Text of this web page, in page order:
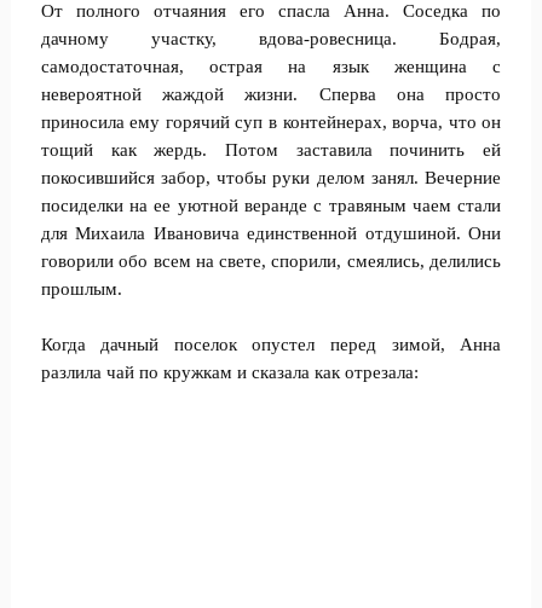
От полного отчаяния его спасла Анна. Соседка по
дачному участку, вдова-ровесница. Бодрая,
самодостаточная, острая на язык женщина с
невероятной жаждой жизни. Сперва она просто
приносила ему горячий суп в контейнерах, ворча, что он
тощий как жердь. Потом заставила починить ей
покосившийся забор, чтобы руки делом занял. Вечерние
посиделки на ее уютной веранде с травяным чаем стали
для Михаила Ивановича единственной отдушиной. Они
говорили обо всем на свете, спорили, смеялись, делились
прошлым.
Когда дачный поселок опустел перед зимой, Анна
разлила чай по кружкам и сказала как отрезала: